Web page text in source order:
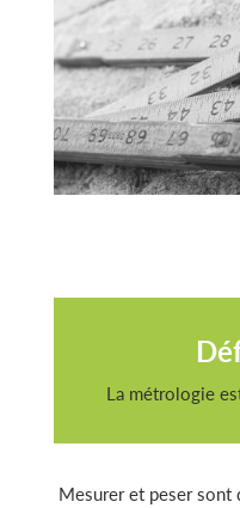
La métrologie
Mesurer et peser sont